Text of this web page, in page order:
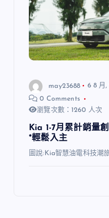
may23688
6 8 月
0 Comments
瀏覽次數：1260 人次
Kia 1-7月累計銷量
*輕鬆入主
圖說:Kia智慧油電科技潮